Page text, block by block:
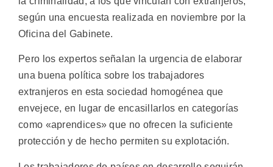
según una encuesta realizada en noviembre por la
Oficina del Gabinete.
Pero los expertos señalan la urgencia de elaborar
una buena política sobre los trabajadores
extranjeros en esta sociedad homogénea que
envejece, en lugar de encasillarlos en categorías
como «aprendices» que no ofrecen la suficiente
protección y de hecho permiten su explotación.